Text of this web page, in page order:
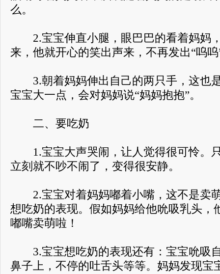
么。
2.宝宝伸直小腿，眼巴巴的看着妈妈
来，他就开心的笑出声来，不再发出“呜
3.朝着妈妈伸出自己的两只手，这也
宝宝大一点，会对妈妈说“妈妈抱抱”。
二、要吃奶
1.宝宝大声哭闹，让人觉得很可怜。
立刻就不吵不闹了，变得很安静。
2.宝宝对着妈妈嘟着小嘴，这不是卖
想吃奶的表现。假如妈妈给他吮吸乳头，
嘟嘴卖萌啦！
3.宝宝想吃奶的表现还有：宝宝吮吸
鼻子上，不停的吐舌头等等。妈妈发现宝